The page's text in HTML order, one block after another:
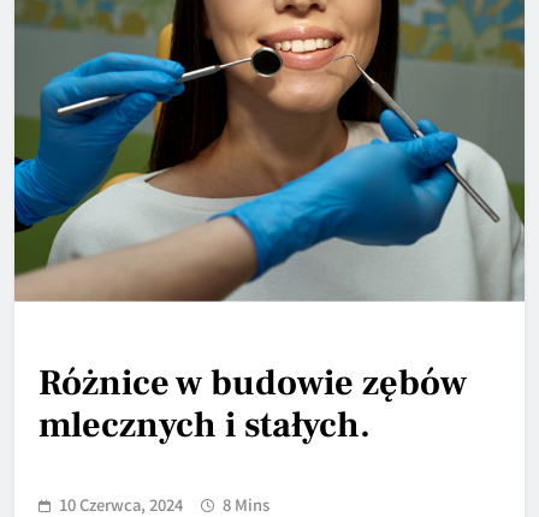
Różnice w budowie zębów
mlecznych i stałych.
10 Czerwca, 2024 8 Mins